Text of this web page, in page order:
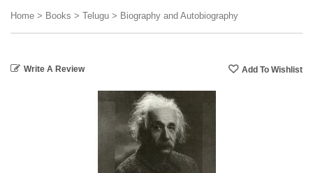
Home > Books > Telugu > Biography and Autobiography
Write A Review